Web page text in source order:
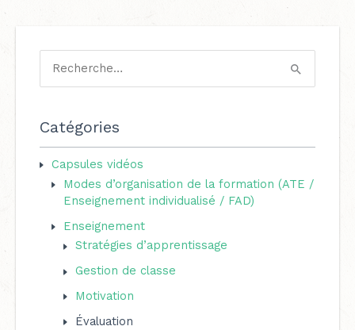
e
Catégories
Capsules vidéos
Modes d’organisation de la formation (ATE /
Enseignement individualisé / FAD)
Enseignement
Stratégies d’apprentissage
Gestion de classe
Motivation
Évaluation